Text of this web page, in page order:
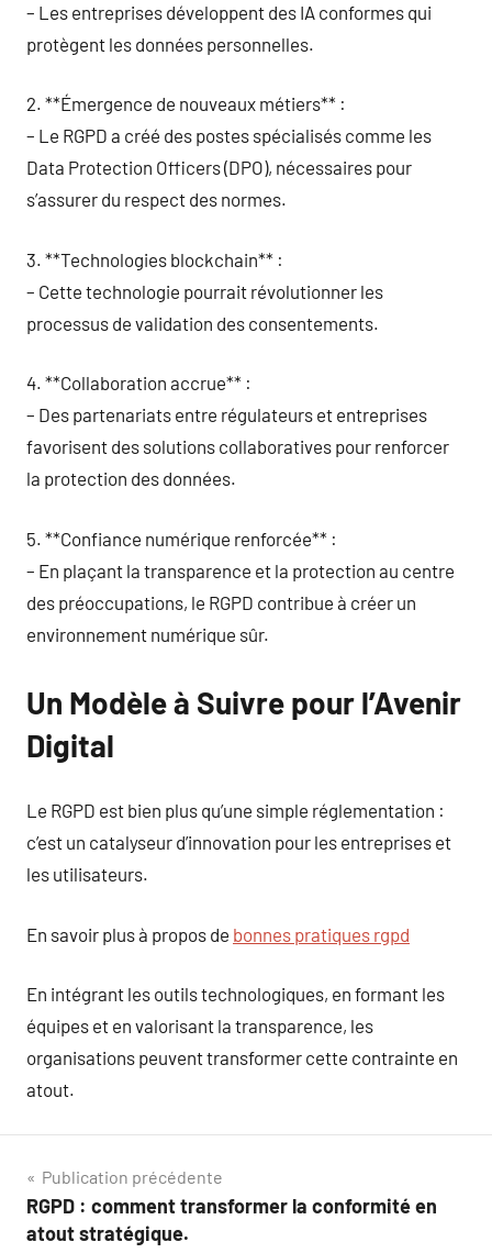
– Les entreprises développent des IA conformes qui
protègent les données personnelles.
2. **Émergence de nouveaux métiers** :
– Le RGPD a créé des postes spécialisés comme les
Data Protection Officers (DPO), nécessaires pour
s’assurer du respect des normes.
3. **Technologies blockchain** :
– Cette technologie pourrait révolutionner les
processus de validation des consentements.
4. **Collaboration accrue** :
– Des partenariats entre régulateurs et entreprises
favorisent des solutions collaboratives pour renforcer
la protection des données.
5. **Confiance numérique renforcée** :
– En plaçant la transparence et la protection au centre
des préoccupations, le RGPD contribue à créer un
environnement numérique sûr.
Un Modèle à Suivre pour l’Avenir
Digital
Le RGPD est bien plus qu’une simple réglementation :
c’est un catalyseur d’innovation pour les entreprises et
les utilisateurs.
En savoir plus à propos de bonnes pratiques rgpd
En intégrant les outils technologiques, en formant les
équipes et en valorisant la transparence, les
organisations peuvent transformer cette contrainte en
atout.
Navigation
de
Publication précédente
RGPD : comment transformer la conformité en
atout stratégique.